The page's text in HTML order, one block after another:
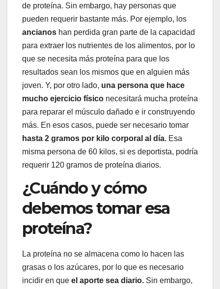
de proteína. Sin embargo, hay personas que
pueden requerir bastante más. Por ejemplo, los
ancianos han perdida gran parte de la capacidad
para extraer los nutrientes de los alimentos, por lo
que se necesita más proteína para que los
resultados sean los mismos que en alguien más
joven. Y, por otro lado, una persona que hace
mucho ejercicio físico necesitará mucha proteína
para reparar el músculo dañado e ir construyendo
más. En esos casos, puede ser necesario tomar
hasta 2 gramos por kilo corporal al día. Esa
misma persona de 60 kilos, si es deportista, podría
requerir 120 gramos de proteína diarios.
¿Cuándo y cómo
debemos tomar esa
proteína?
La proteína no se almacena como lo hacen las
grasas o los azúcares, por lo que es necesario
incidir en que el aporte sea diario. Sin embargo,